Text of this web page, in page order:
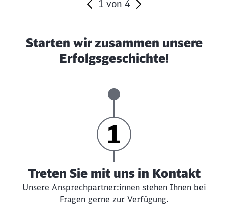
1 von 4
Ende des Sliders
Starten wir zusammen unsere
Erfolgsgeschichte!
Treten Sie mit uns in Kontakt
Unsere Ansprechpartner:innen stehen Ihnen bei
Fragen gerne zur Verfügung.